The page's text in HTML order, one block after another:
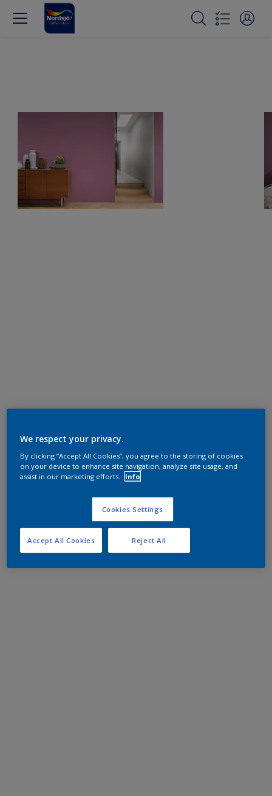
We respect your privacy.
By clicking “Accept All Cookies”, you agree to the storing of cookies
on your device to enhance site navigation, analyze site usage, and
assist in our marketing efforts.
Info
Cookies Settings
Reject All
Accept All Cookies